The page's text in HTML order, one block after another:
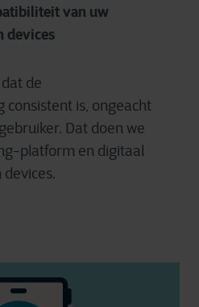
van uw
devices
de
consistent is, ongeacht
Dat doen we
platform en digitaal